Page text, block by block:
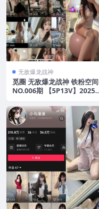
无敌爆龙战神
觅圈 无敌爆龙战神 铁粉空间
NO.006期 【5P13V】2025